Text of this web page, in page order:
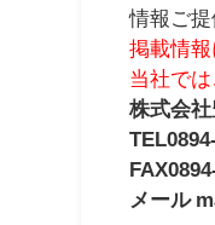
情報ご
掲載情
当社で
株式会社
メール